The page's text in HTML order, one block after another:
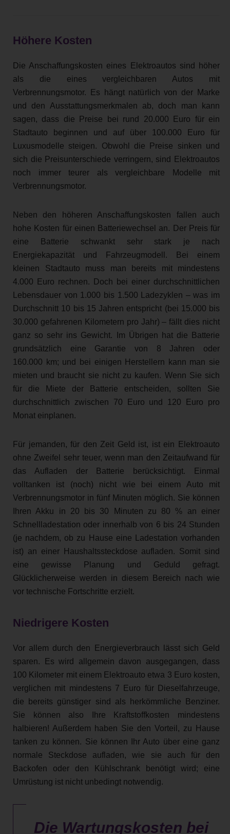
Höhere Kosten
Die Anschaffungskosten eines Elektroautos sind höher
als die eines vergleichbaren Autos mit
Verbrennungsmotor. Es hängt natürlich von der Marke
und den Ausstattungsmerkmalen ab, doch man kann
sagen, dass die Preise bei rund 20.000 Euro für ein
Stadtauto beginnen und auf über 100.000 Euro für
Luxusmodelle steigen. Obwohl die Preise sinken und
sich die Preisunterschiede verringern, sind Elektroautos
noch immer teurer als vergleichbare Modelle mit
Verbrennungsmotor.
Neben den höheren Anschaffungskosten fallen auch
hohe Kosten für einen Batteriewechsel an. Der Preis für
eine Batterie schwankt sehr stark je nach
Energiekapazität und Fahrzeugmodell. Bei einem
kleinen Stadtauto muss man bereits mit mindestens
4.000 Euro rechnen. Doch bei einer durchschnittlichen
Lebensdauer von 1.000 bis 1.500 Ladezyklen – was im
Durchschnitt 10 bis 15 Jahren entspricht (bei 15.000 bis
30.000 gefahrenen Kilometern pro Jahr) – fällt dies nicht
ganz so sehr ins Gewicht. Im Übrigen hat die Batterie
grundsätzlich eine Garantie von 8 Jahren oder
160.000 km; und bei einigen Herstellern kann man sie
mieten und braucht sie nicht zu kaufen. Wenn Sie sich
für die Miete der Batterie entscheiden, sollten Sie
durchschnittlich zwischen 70 Euro und 120 Euro pro
Monat einplanen.
Für jemanden, für den Zeit Geld ist, ist ein Elektroauto
ohne Zweifel sehr teuer, wenn man den Zeitaufwand für
das Aufladen der Batterie berücksichtigt. Einmal
volltanken ist (noch) nicht wie bei einem Auto mit
Verbrennungsmotor in fünf Minuten möglich. Sie können
Ihren Akku in 20 bis 30 Minuten zu 80 % an einer
Schnellladestation oder innerhalb von 6 bis 24 Stunden
(je nachdem, ob zu Hause eine Ladestation vorhanden
ist) an einer Haushaltssteckdose aufladen. Somit sind
eine gewisse Planung und Geduld gefragt.
Glücklicherweise werden in diesem Bereich nach wie
vor technische Fortschritte erzielt.
Niedrigere Kosten
Vor allem durch den Energieverbrauch lässt sich Geld
sparen. Es wird allgemein davon ausgegangen, dass
100 Kilometer mit einem Elektroauto etwa 3 Euro kosten,
verglichen mit mindestens 7 Euro für Dieselfahrzeuge,
die bereits günstiger sind als herkömmliche Benziner.
Sie können also Ihre Kraftstoffkosten mindestens
halbieren! Außerdem haben Sie den Vorteil, zu Hause
tanken zu können. Sie können Ihr Auto über eine ganz
normale Steckdose aufladen, wie sie auch für den
Backofen oder den Kühlschrank benötigt wird; eine
Umrüstung ist nicht unbedingt notwendig.
Die Wartungskosten bei